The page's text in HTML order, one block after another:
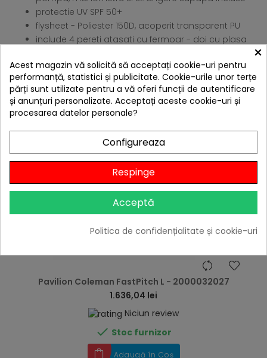
protectie UV SPF 50+
flysheet - Poliester 150D, acoperit transparent PU
include 4 pereti atasati cu fermoar - doi cu plasa
4 ALTE PRODUSE IN ACEEASI
CATEGORIE:
Pavilion Coleman FastPitch L - 2000032027
1.636,04 lei
Niciun review
 Stoc furnizor
Adaugă în Coș
×
Acest magazin vă solicită să acceptați cookie-uri pentru
performanță, statistici și publicitate. Cookie-urile unor terțe
părți sunt utilizate pentru a vă oferi funcții de autentificare
și anunțuri personalizate. Acceptați aceste cookie-uri și
procesarea datelor personale?
Configureaza
Respinge
Acceptă
Politica de confidențialitate și cookie-uri